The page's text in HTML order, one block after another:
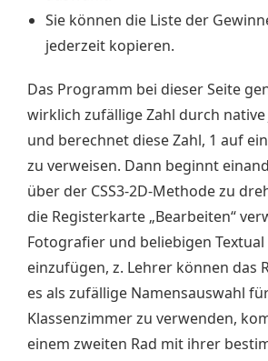
Sie können die Liste der
jederzeit kopieren.
Das Programm bei dieser Seite
wirklich zufällige Zahl durch native
und berechnet diese Zahl, 1 auf
zu verweisen. Dann beginnt
über der CSS3-2D-Methode zu
die Registerkarte „Bearbeiten“
Fotografier und beliebigen
einzufügen, z. Lehrer können das
es als zufällige Namensauswahl
Klassenzimmer zu verwenden,
einem zweiten Rad mit ihrer